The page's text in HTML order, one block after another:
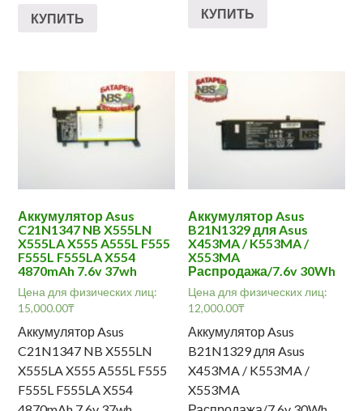
КУПИТЬ КУПИТЬ
Аккумулятор Asus
C21N1347 NB X555LN
X555LA X555 A555L F555
F555L F555LA X554
4870mAh 7.6v 37wh
Цена для физических лиц:
15,000.00₸
Аккумулятор Asus
C21N1347 NB X555LN
X555LA X555 A555L F555
F555L F555LA X554
Аккумулятор Asus
B21N1329 для Asus
X453MA / K553MA /
X553MA
Распродажа/7.6v 30Wh
Цена для физических лиц:
12,000.00₸
Аккумулятор Asus
B21N1329 для Asus
X453MA / K553MA /
X553MA